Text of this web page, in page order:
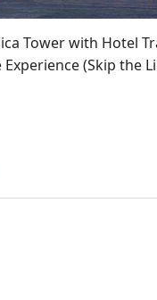
Tower with Hotel
(Skip the